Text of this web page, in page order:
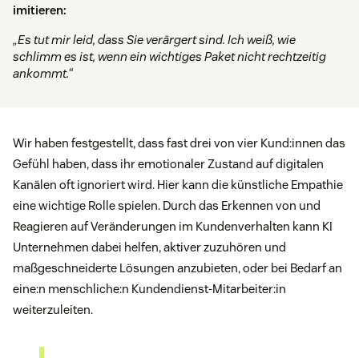
imitieren:
„Es tut mir leid, dass Sie verärgert sind. Ich weiß, wie
schlimm es ist, wenn ein wichtiges Paket nicht rechtzeitig
ankommt.“
Wir haben festgestellt, dass fast drei von vier Kund:innen das
Gefühl haben, dass ihr emotionaler Zustand auf digitalen
Kanälen oft ignoriert wird. Hier kann die künstliche Empathie
eine wichtige Rolle spielen. Durch das Erkennen von und
Reagieren auf Veränderungen im Kundenverhalten kann KI
Unternehmen dabei helfen, aktiver zuzuhören und
maßgeschneiderte Lösungen anzubieten, oder bei Bedarf an
eine:n menschliche:n Kundendienst-Mitarbeiter:in
weiterzuleiten.